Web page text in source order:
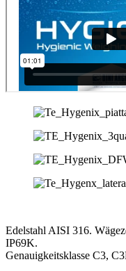
Edelstahl AISI 316.
IP69K.
Genauigkeitsklasse C3,